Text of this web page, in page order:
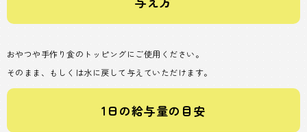
おやつや手作り食のトッピングにご使用ください。
そのまま、もしくは水に戻して与えていただけます。
1日の給与量の目安